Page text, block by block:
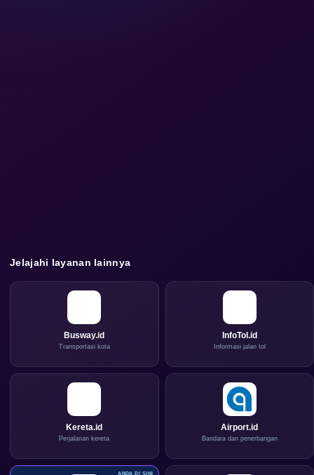
Jelajahi layanan lainnya
Busway.id
Transportasi kota
InfoTol.id
Informasi jalan tol
Kereta.id
Perjalanan kereta
Airport.id
Bandara dan penerbangan